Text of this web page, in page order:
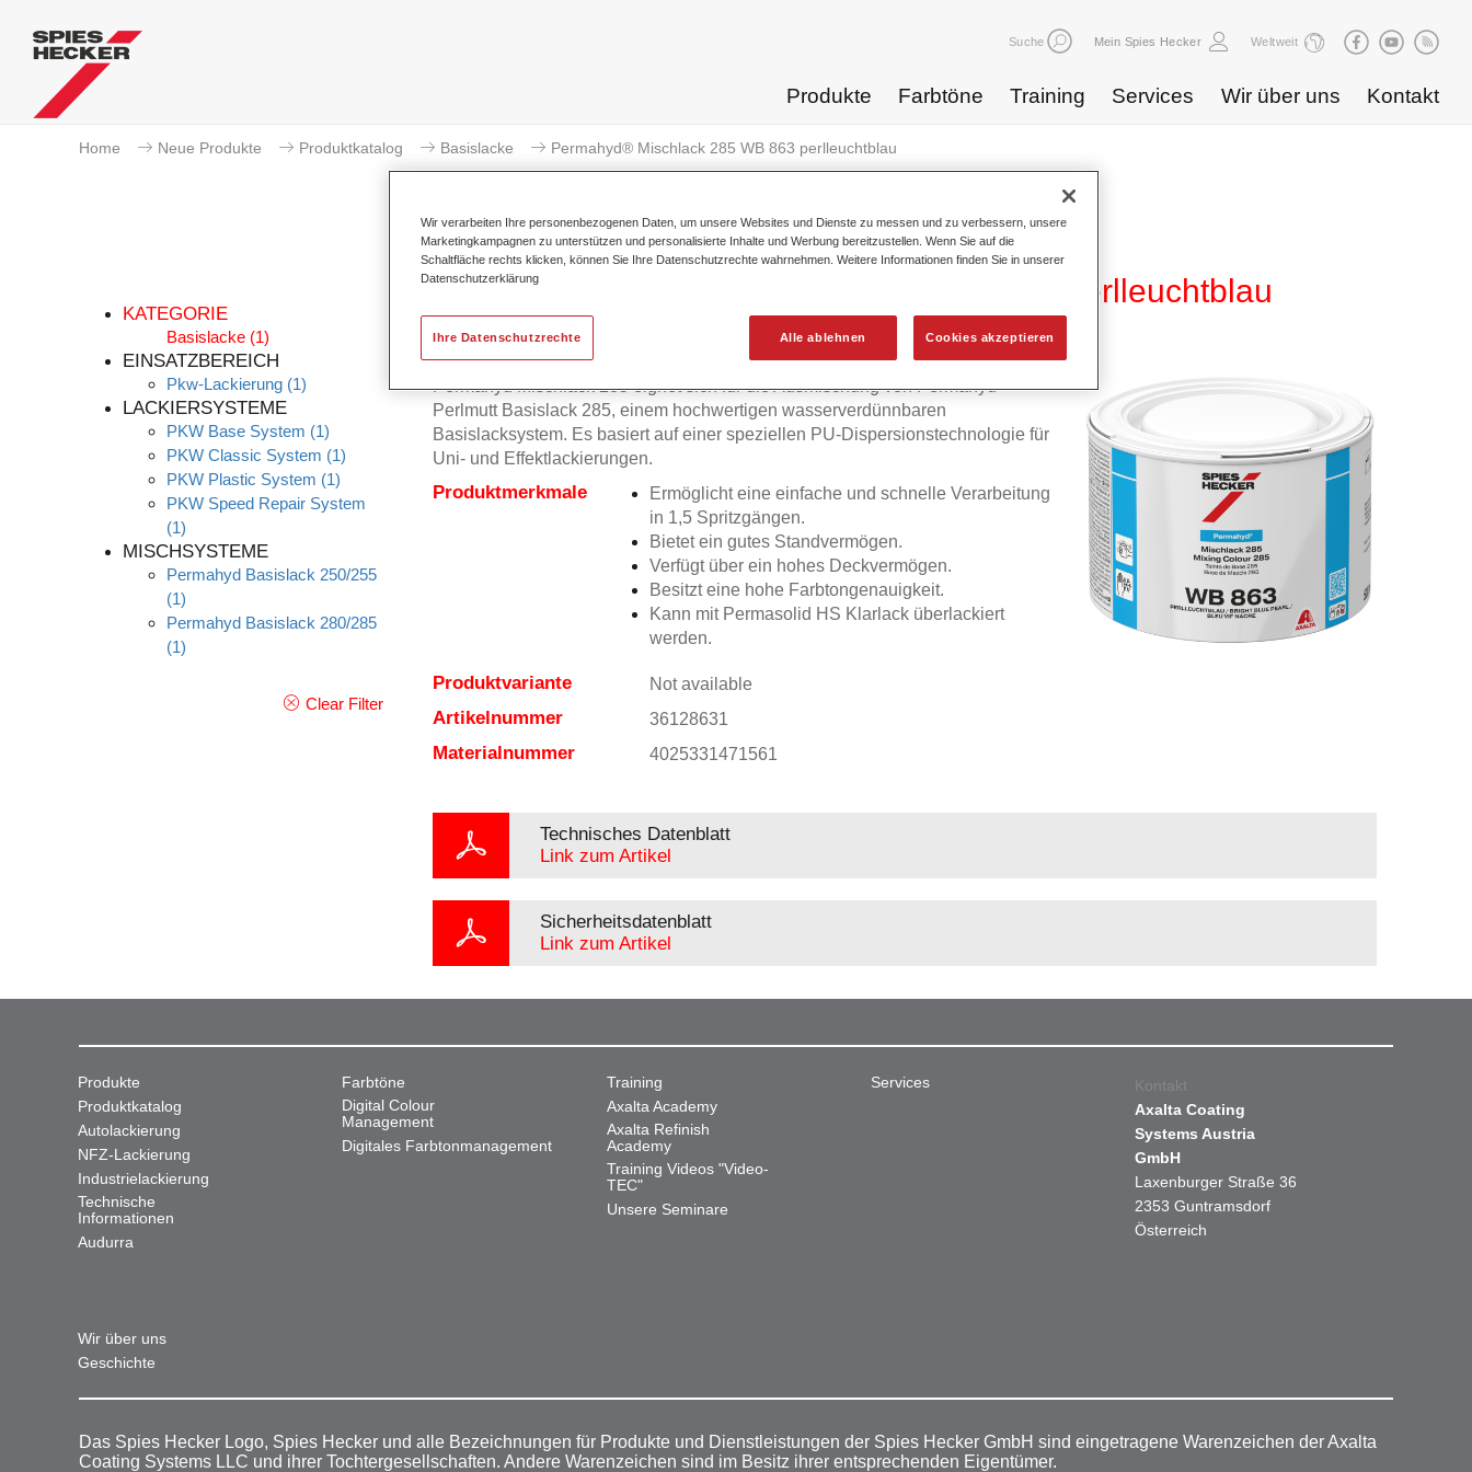
Suche Mein Spies Hecker Weltweit
Produkte Farbtöne Training Services Wir über uns Kontakt
Home Neue Produkte Produktkatalog Basislacke Permahyd® Mischlack 285 WB 863 perlleuchtblau
KATEGORIE
Basislacke (1)
EINSATZBEREICH
Pkw-Lackierung (1)
LACKIERSYSTEME
PKW Base System (1)
PKW Classic System (1)
PKW Plastic System (1)
PKW Speed Repair System
(1)
MISCHSYSTEME
Permahyd Basislack 250/255
(1)
Permahyd Basislack 280/285
(1)
Clear Filter
Permahyd® Mischlack 285 WB 863 perlleuchtblau
Permahyd Mischlack 285 eignet sich für die Ausmischung von Permahyd
Perlmutt Basislack 285, einem hochwertigen wasserverdünnbaren
Basislacksystem. Es basiert auf einer speziellen PU-Dispersionstechnologie für
Uni- und Effektlackierungen.
Produktmerkmale
Ermöglicht eine einfache und schnelle Verarbeitung
in 1,5 Spritzgängen.
Bietet ein gutes Standvermögen.
Verfügt über ein hohes Deckvermögen.
Besitzt eine hohe Farbtongenauigkeit.
Kann mit Permasolid HS Klarlack überlackiert
werden.
Produktvariante Not available
Artikelnummer 36128631
Materialnummer 4025331471561
Technisches Datenblatt
Link zum Artikel
Sicherheitsdatenblatt
Link zum Artikel
Produkte
Produktkatalog
Autolackierung
NFZ-Lackierung
Industrielackierung
Technische
Informationen
Audurra
Farbtöne
Digital Colour
Management
Digitales Farbtonmanagement
Training
Axalta Academy
Axalta Refinish
Academy
Training Videos "Video-
TEC"
Unsere Seminare
Services
Wir über uns
Geschichte
Kontakt
Axalta Coating
Systems Austria
GmbH
Laxenburger Straße 36
2353 Guntramsdorf
Österreich
Das Spies Hecker Logo, Spies Hecker und alle Bezeichnungen für Produkte und Dienstleistungen der Spies Hecker GmbH sind eingetragene Warenzeichen der Axalta
Coating Systems LLC und ihrer Tochtergesellschaften. Andere Warenzeichen sind im Besitz ihrer entsprechenden Eigentümer.
Wir verarbeiten Ihre personenbezogenen Daten, um unsere Websites und Dienste zu messen und zu verbessern, unsere
Marketingkampagnen zu unterstützen und personalisierte Inhalte und Werbung bereitzustellen. Wenn Sie auf die
Schaltfläche rechts klicken, können Sie Ihre Datenschutzrechte wahrnehmen. Weitere Informationen finden Sie in unserer
Datenschutzerklärung
Alle ablehnen Cookies akzeptieren
Ihre Datenschutzrechte